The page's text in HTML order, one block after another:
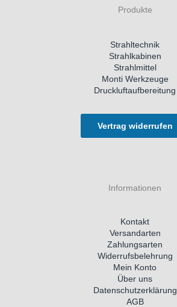
Produkte
Strahltechnik
Strahlkabinen
Strahlmittel
Monti Werkzeuge
Druckluftaufbereitung
Vertrag widerrufen
Informationen
Kontakt
Versandarten
Zahlungsarten
Widerrufsbelehrung
Mein Konto
Über uns
Datenschutzerklärung
AGB